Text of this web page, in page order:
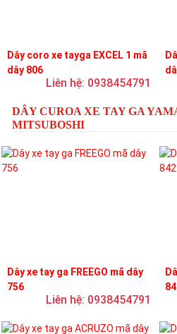
Dây coro xe tayga EXCEL 1 mã
dây 806
Liên hệ: 0938454791
DÂY CUROA XE TAY GA
MITSUBOSHI
Dây xe tay ga FREEGO mã dây
756
Liên hệ: 0938454791